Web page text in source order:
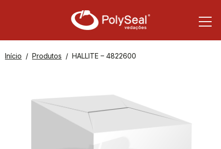
Início Produtos HALLITE – 4822600